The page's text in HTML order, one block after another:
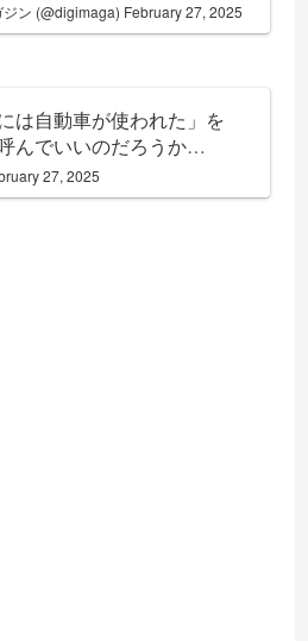
ン (@digimaga) February 27, 2025
は自動車が使われた」を
んでいいのだろうか…
27, 2025